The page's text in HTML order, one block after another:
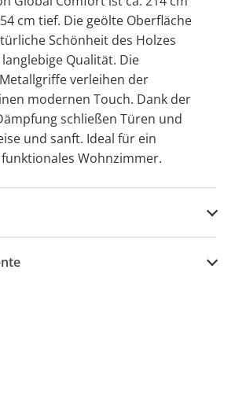
cm tief. Die geölte Oberfläche
Schönheit des Holzes
Qualität. Die
verleihen der
modernen Touch. Dank der
schließen Türen und
und sanft. Ideal für ein
Wohnzimmer.